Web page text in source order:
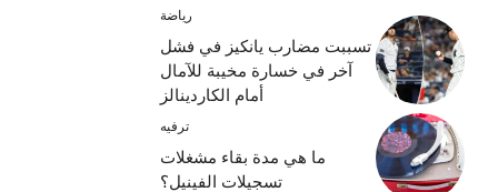
رياضة
تسببت مضارب يانكيز في فشل
آخر في خسارة مخيبة للآمال
أمام الكاردينالز
ترفيه
ما هي مدة بقاء مشغلات
تسجيلات الفينيل؟